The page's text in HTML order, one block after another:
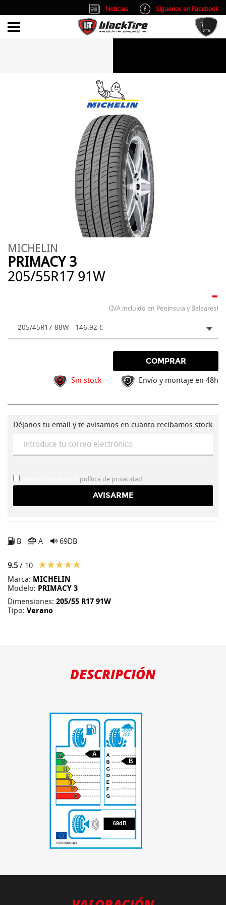
MICHELIN
PRIMACY 3
205/55R17 91W
-
(IVA incluído en Península y Baleares)
205/45R17 88W - 146.92 €
COMPRAR
Sin stock Envío y montaje en 48h
Déjanos tu email y te avisamos en cuanto recibamos stock
política de privacidad
B A 69DB
9.5 / 10
Marca: MICHELIN
Modelo: PRIMACY 3
Dimensiones: 205/55 R17 91W
Tipo: Verano
DESCRIPCIÓN
69
A
B
69dB
Noticias
Síguenos en Facebook
info@blacktire.es
Atención al cliente: L/V 9:00-14:00 y 15:00-19:00